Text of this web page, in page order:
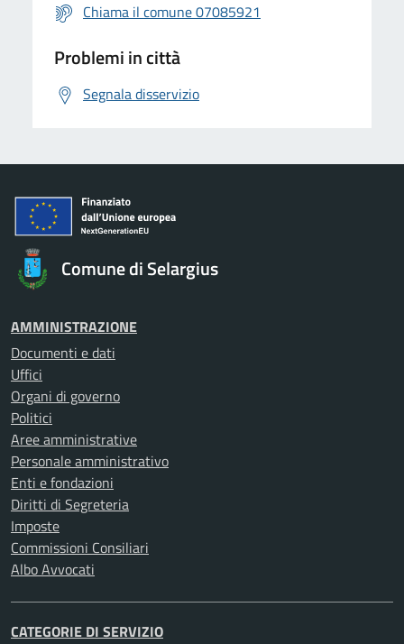
Chiama il comune 07085921
Problemi in città
Segnala disservizio
Comune di Selargius
AMMINISTRAZIONE
Documenti e dati
Uffici
Organi di governo
Politici
Aree amministrative
Personale amministrativo
Enti e fondazioni
Diritti di Segreteria
Imposte
Commissioni Consiliari
Albo Avvocati
CATEGORIE DI SERVIZIO